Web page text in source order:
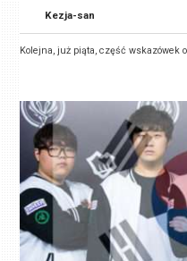
Kezja-san
Kolejna, już piąta, część wskazówek